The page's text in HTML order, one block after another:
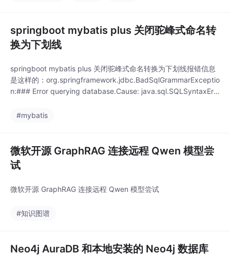
springboot mybatis plus 关闭驼峰式命名转
换为下划线
springboot mybatis plus 关闭驼峰式命名转换为下划线报错信息
是这样的：org.springframework.jdbc.BadSqlGrammarExceptio
n:### Error querying database.Cause: java.sql.SQLSyntaxErr
#mybatis
微软开源 GraphRAG 连接远程 Qwen 模型尝
试
微软开源 GraphRAG 连接远程 Qwen 模型尝试
#知识图谱
Neo4j AuraDB 和本地安装的 Neo4j 数据库